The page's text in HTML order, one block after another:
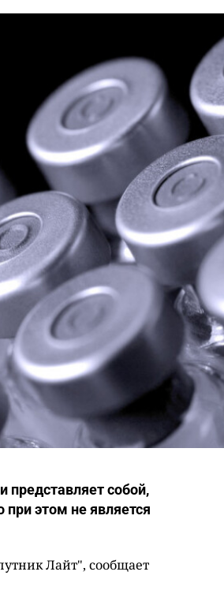
представляет собой,
при этом не является
Лайт", сообщает